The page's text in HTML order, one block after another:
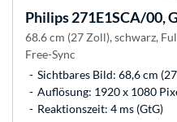
Philips271E1SCA/00,
68.6 cm (27 Zoll), schwarz,
Free-Sync
Sichtbares Bild: 68,6 cm
Auflösung: 1920 x 1080
Reaktionszeit: 4 ms (GtG)